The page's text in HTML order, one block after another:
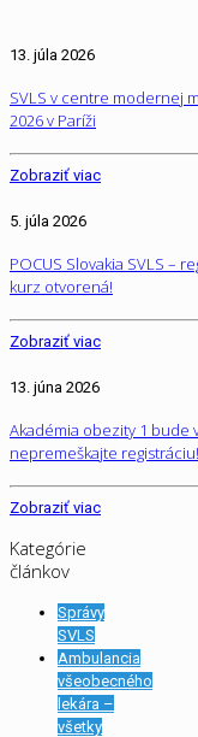
13. júla 2026
SVLS v centre modernej
2026 v Paríži
Zobraziť viac
5. júla 2026
POCUS Slovakia SVLS –
kurz otvorená!
Zobraziť viac
13. júna 2026
Akadémia obezity 1 bude
nepremeškajte registráciu!
Zobraziť viac
Kategórie
článkov
Správy
SVLS
Ambulancia
všeobecného
lekára –
všetky